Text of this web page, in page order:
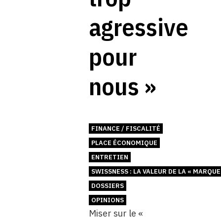
agressive
pour
nous »
FINANCE / FISCALITÉ
PLACE ÉCONOMIQUE
ENTRETIEN
SWISSNESS : LA VALEUR DE LA «
DOSSIERS
OPINIONS
Miser sur le «